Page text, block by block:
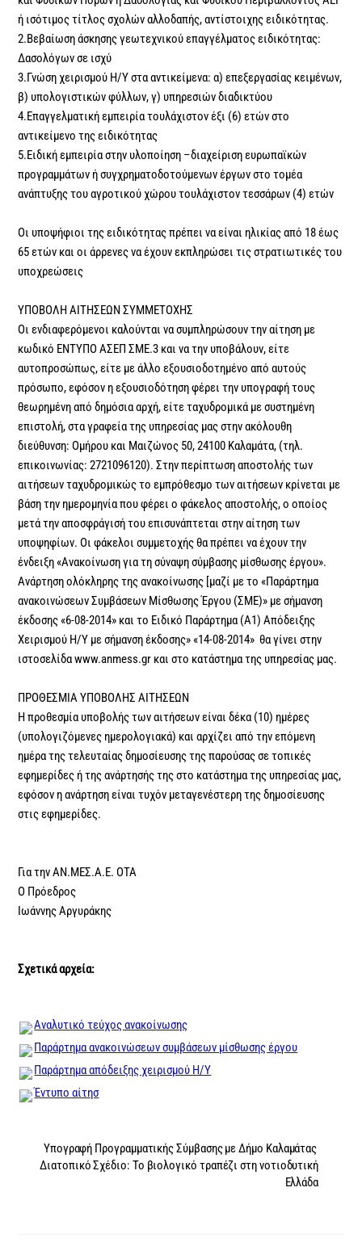
ή ισότιμος τίτλος σχολών αλλοδαπής, αντίστοιχης ειδικότητας.
2.Βεβαίωση άσκησης γεωτεχνικού επαγγέλματος ειδικότητας:
Δασολόγων σε ισχύ
3.Γνώση χειρισμού Η/Υ στα αντικείμενα: α) επεξεργασίας κειμένων,
β) υπολογιστικών φύλλων, γ) υπηρεσιών διαδικτύου
4.Επαγγελματική εμπειρία τουλάχιστον έξι (6) ετών στο
αντικείμενο της ειδικότητας
5.Ειδική εμπειρία στην υλοποίηση –διαχείριση ευρωπαϊκών
προγραμμάτων ή συγχρηματοδοτούμενων έργων στο τομέα
ανάπτυξης του αγροτικού χώρου τουλάχιστον τεσσάρων (4) ετών
Οι υποψήφιοι της ειδικότητας πρέπει να είναι ηλικίας από 18 έως
65 ετών και οι άρρενες να έχουν εκπληρώσει τις στρατιωτικές του
υποχρεώσεις
ΥΠΟΒΟΛΗ ΑΙΤΗΣΕΩΝ ΣΥΜΜΕΤΟΧΗΣ
Οι ενδιαφερόμενοι καλούνται να συμπληρώσουν την αίτηση με
κωδικό ΕΝΤΥΠΟ ΑΣΕΠ ΣΜΕ.3 και να την υποβάλουν, είτε
αυτοπροσώπως, είτε με άλλο εξουσιοδοτημένο από αυτούς
πρόσωπο, εφόσον η εξουσιοδότηση φέρει την υπογραφή τους
θεωρημένη από δημόσια αρχή, είτε ταχυδρομικά με συστημένη
επιστολή, στα γραφεία της υπηρεσίας μας στην ακόλουθη
διεύθυνση: Ομήρου και Μαιζώνος 50, 24100 Καλαμάτα, (τηλ.
επικοινωνίας: 2721096120). Στην περίπτωση αποστολής των
αιτήσεων ταχυδρομικώς το εμπρόθεσμο των αιτήσεων κρίνεται με
βάση την ημερομηνία που φέρει ο φάκελος αποστολής, ο οποίος
μετά την αποσφράγισή του επισυνάπτεται στην αίτηση των
υποψηφίων. Οι φάκελοι συμμετοχής θα πρέπει να έχουν την
ένδειξη «Ανακοίνωση για τη σύναψη σύμβασης μίσθωσης έργου».
Ανάρτηση ολόκληρης της ανακοίνωσης [μαζί με το «Παράρτημα
ανακοινώσεων Συμβάσεων Μίσθωσης Έργου (ΣΜΕ)» με σήμανση
έκδοσης «6-08-2014» και το Ειδικό Παράρτημα (Α1) Απόδειξης
Χειρισμού Η/Υ με σήμανση έκδοσης» «14-08-2014» θα γίνει στην
ιστοσελίδα www.anmess.gr και στο κατάστημα της υπηρεσίας μας.
ΠΡΟΘΕΣΜΙΑ ΥΠΟΒΟΛΗΣ ΑΙΤΗΣΕΩΝ
Η προθεσμία υποβολής των αιτήσεων είναι δέκα (10) ημέρες
(υπολογιζόμενες ημερολογιακά) και αρχίζει από την επόμενη
ημέρα της τελευταίας δημοσίευσης της παρούσας σε τοπικές
εφημερίδες ή της ανάρτησής της στο κατάστημα της υπηρεσίας μας,
εφόσον η ανάρτηση είναι τυχόν μεταγενέστερη της δημοσίευσης
στις εφημερίδες.
Για την ΑΝ.ΜΕΣ.Α.Ε. ΟΤΑ
Ο Πρόεδρος
Ιωάννης Αργυράκης
Σχετικά αρχεία:
Αναλυτικό τεύχος ανακοίνωσης
Παράρτημα ανακοινώσεων συμβάσεων μίσθωσης έργου
Παράρτημα απόδειξης χειρισμού Η/Υ
Έντυπο αίτησ
Υπογραφή Προγραμματικής Σύμβασης με Δήμο Καλαμάτας
Διατοπικό Σχέδιο: Το βιολογικό τραπέζι στη νοτιοδυτική
Ελλάδα